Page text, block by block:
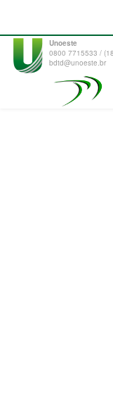
Unoeste
0800 7715533 /
bdtd@unoeste.br